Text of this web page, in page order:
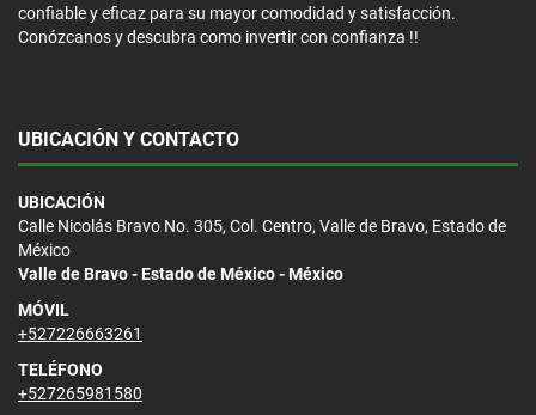
confiable y eficaz para su mayor comodidad y satisfacción.
Conózcanos y descubra como invertir con confianza !!
UBICACIÓN Y CONTACTO
UBICACIÓN
Calle Nicolás Bravo No. 305, Col. Centro, Valle de Bravo, Estado de
México
Valle de Bravo - Estado de México - México
MÓVIL
+527226663261
TELÉFONO
+527265981580